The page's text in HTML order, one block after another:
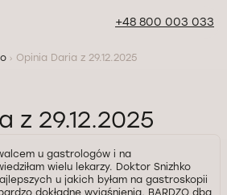
+48 800 003 033
Opinia Daria z 29.12.2025
z 29.12.2025
u gastrologów i na
wielu lekarzy. Doktor Snizhko
u jakich byłam na gastroskopii
dokładne wyjaśnienia, BARDZO dba